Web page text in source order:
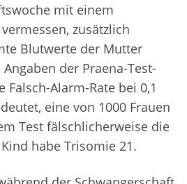
mit einem
zusätzlich
Blutwerte der Mutter
der Praena-Test-
Falsch-Alarm-Rate bei 0,1
eine von 1000 Frauen
Test fälschlicherweise die
habe Trisomie 21.